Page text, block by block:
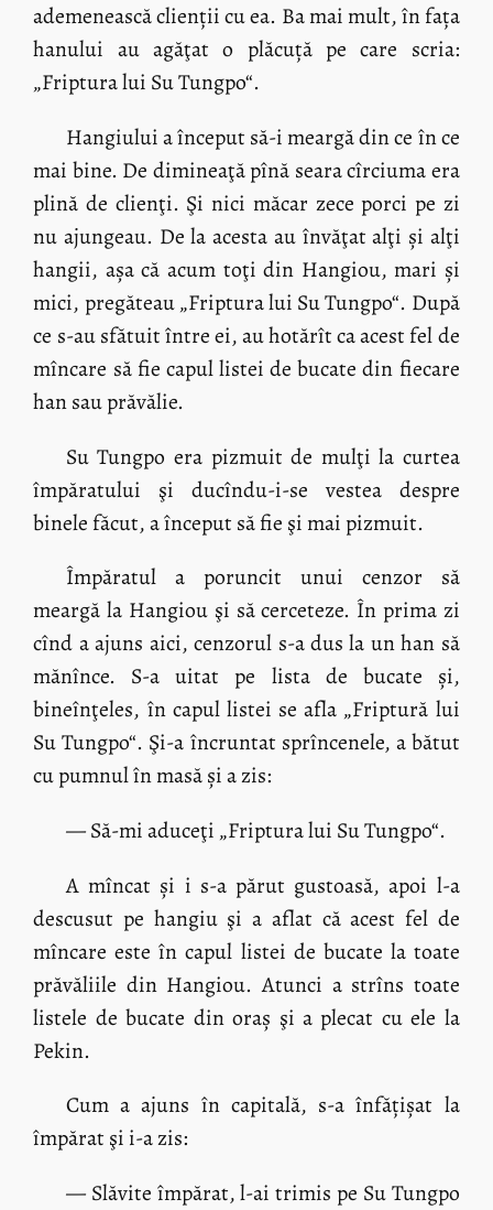
ademenească clienții cu ea. Ba mai mult, în fața
hanului au agăţat o plăcuță pe care scria:
„Friptura lui Su Tungpo“.
Hangiului a început să-i meargă din ce în ce
mai bine. De dimineaţă pînă seara cîrciuma era
plină de clienţi. Şi nici măcar zece porci pe zi
nu ajungeau. De la acesta au învăţat alţi și alţi
hangii, așa că acum toţi din Hangiou, mari și
mici, pregăteau „Friptura lui Su Tungpo“. După
ce s-au sfătuit între ei, au hotărît ca acest fel de
mîncare să fie capul listei de bucate din fiecare
han sau prăvălie.
Su Tungpo era pizmuit de mulţi la curtea
împăratului şi ducîndu-i-se vestea despre
binele făcut, a început să fie şi mai pizmuit.
Împăratul a poruncit unui cenzor să
meargă la Hangiou şi să cerceteze. În prima zi
cînd a ajuns aici, cenzorul s-a dus la un han să
mănînce. S-a uitat pe lista de bucate și,
bineînţeles, în capul listei se afla „Friptură lui
Su Tungpo“. Şi-a încruntat sprîncenele, a bătut
cu pumnul în masă și a zis:
— Să-mi aduceţi „Friptura lui Su Tungpo“.
A mîncat și i s-a părut gustoasă, apoi l-a
descusut pe hangiu şi a aflat că acest fel de
mîncare este în capul listei de bucate la toate
prăvăliile din Hangiou. Atunci a strîns toate
listele de bucate din oraș şi a plecat cu ele la
Pekin.
Cum a ajuns în capitală, s-a înfățișat la
împărat şi i-a zis:
— Slăvite împărat, l-ai trimis pe Su Tungpo